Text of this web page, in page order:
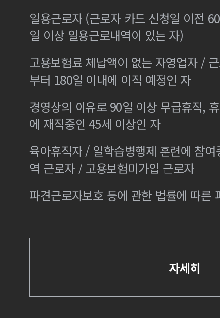
일용근로자 (근로자 카드 신청일 이전
일 이상 일용근로내역이 있는 자)
고용보험료 체납액이 없는 자영업자 /
부터 180일 이내에 이직 예정인 자
경영상의 이유로 90일 이상 무급휴직,
에 재직중인 45세 이상인 자
육아휴직자 / 일학습병행제 훈련에 참
역 근로자 / 고용보험미가입 근로자
파견근로자보호 등에 관한 법률에 따른
자세히